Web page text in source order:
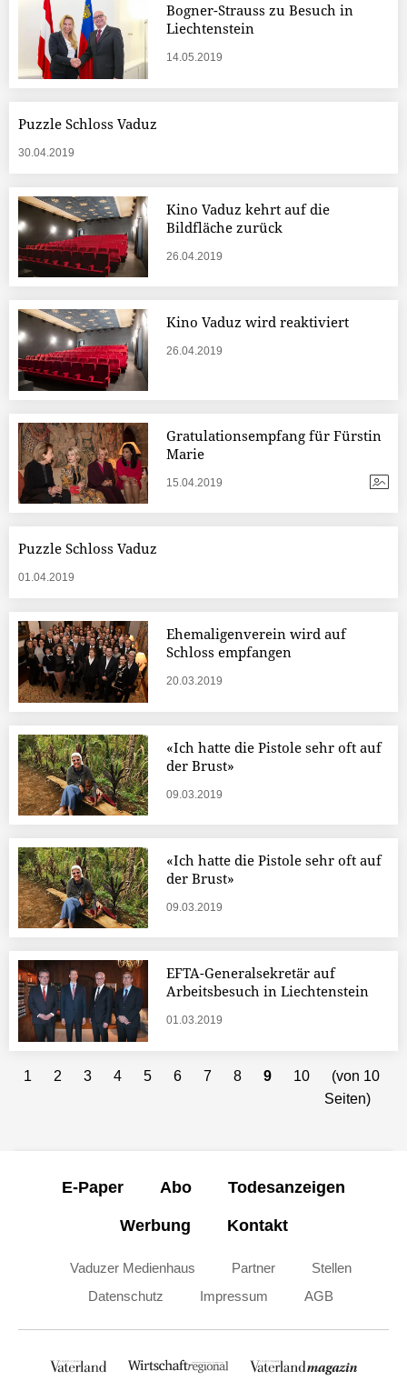
Bogner-Strauss zu Besuch in
Liechtenstein
14.05.2019
Puzzle Schloss Vaduz
30.04.2019
Kino Vaduz kehrt auf die
Bildfläche zurück
26.04.2019
Kino Vaduz wird reaktiviert
26.04.2019
Gratulationsempfang für Fürstin
Marie
15.04.2019
Puzzle Schloss Vaduz
01.04.2019
Ehemaligenverein wird auf
Schloss empfangen
20.03.2019
«Ich hatte die Pistole sehr oft auf
der Brust»
09.03.2019
«Ich hatte die Pistole sehr oft auf
der Brust»
09.03.2019
EFTA-Generalsekretär auf
Arbeitsbesuch in Liechtenstein
01.03.2019
1 2 3 4 5 6 7 8 9 10
(von 10
Seiten)
E-Paper Abo Todesanzeigen
Werbung Kontakt
Vaduzer Medienhaus Partner
Stellen
Datenschutz
Impressum AGB